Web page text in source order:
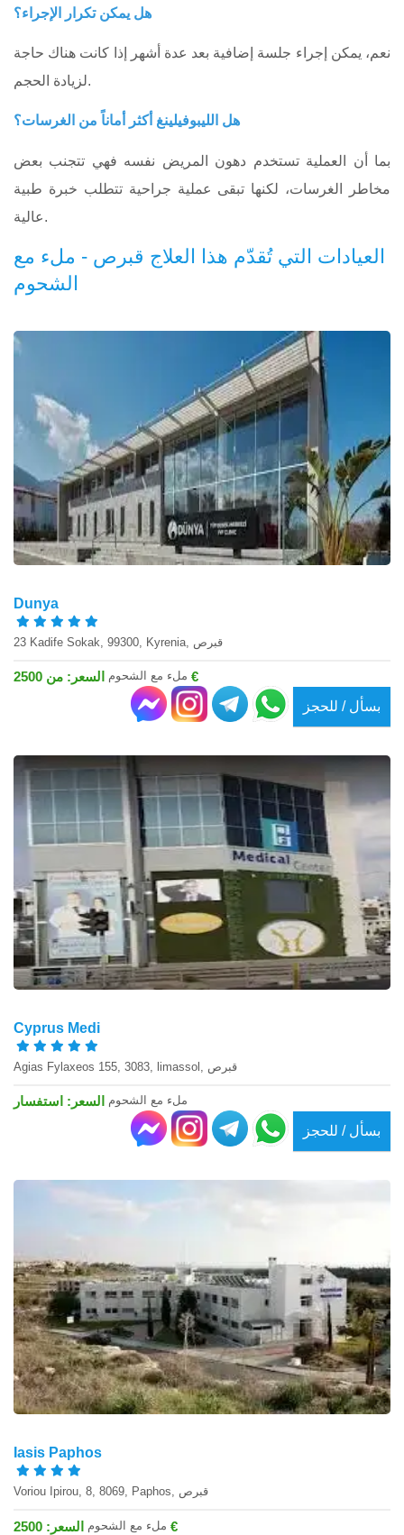
هل يمكن تكرار الإجراء؟
نعم، يمكن إجراء جلسة إضافية بعد عدة أشهر إذا كانت هناك حاجة
لزيادة الحجم.
هل الليبوفيلينغ أكثر أماناً من الغرسات؟
بما أن العملية تستخدم دهون المريض نفسه فهي تتجنب بعض
مخاطر الغرسات، لكنها تبقى عملية جراحية تتطلب خبرة طبية
عالية.
العيادات التي تُقدّم هذا العلاج قبرص - ملء مع
الشحوم
Dunya
23 Kadife Sokak, 99300, Kyrenia, قبرص
ملء مع الشحوم السعر: من 2500 €
بسأل / للحجز
Cyprus Medi
Agias Fylaxeos 155, 3083, limassol, قبرص
ملء مع الشحوم
السعر: استفسار
بسأل / للحجز
Iasis Paphos
Voriou Ipirou, 8, 8069, Paphos, قبرص
ملء مع الشحوم السعر: 2500 €